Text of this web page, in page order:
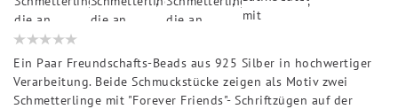
Ein Paar Freundschafts-Beads aus 925 Silber in hochwertiger
Verarbeitung. Beide Schmuckstücke zeigen als Motiv zwei
Schmetterlinge mit "Forever Friends"- Schriftzügen auf der